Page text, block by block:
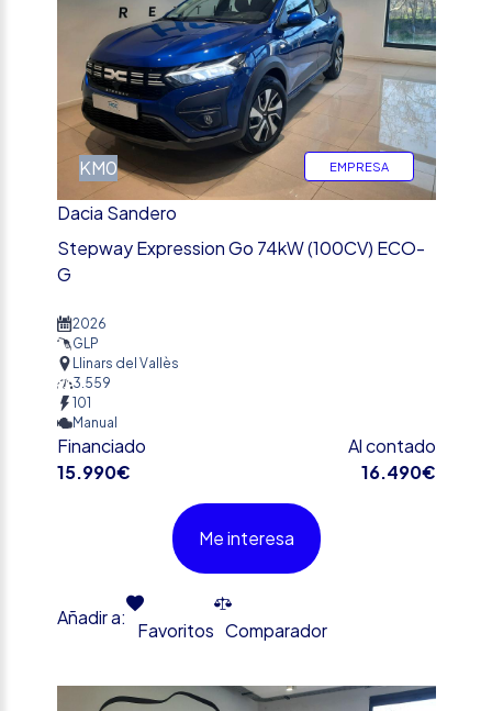
KM0 EMPRESA
Dacia Sandero
Stepway Expression Go 74kW (100CV) ECO-
G
2026
GLP
Llinars del Vallès
3.559
101
Manual
Financiado
15.990€
Al contado
16.490€
Me interesa
Añadir a:
Favoritos Comparador